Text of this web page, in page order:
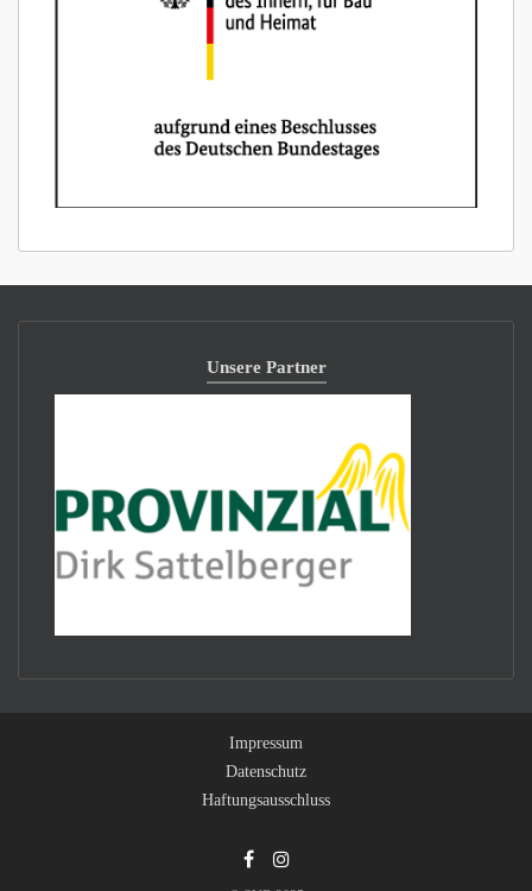
Unsere Partner
Impressum
Datenschutz
Haftungsausschluss